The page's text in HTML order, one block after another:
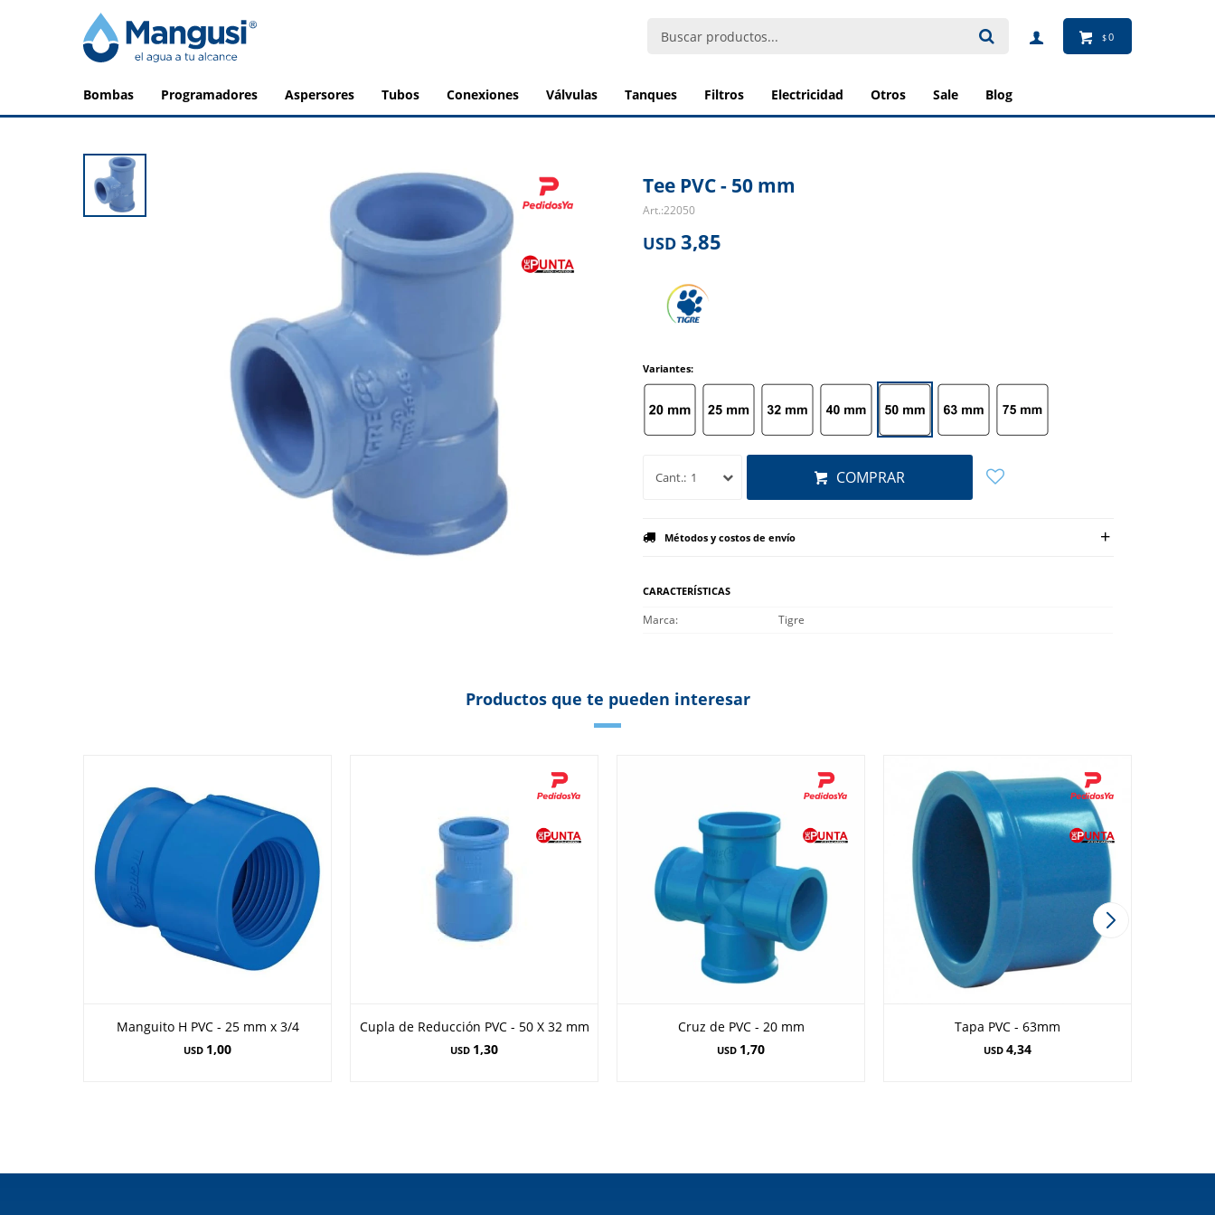
bombas programadores aspersores tubos conexiones válvulas tanques filtros electricidad otros sale blog
$0
Tee PVC - 50 mm
22050
USD 3,85
Variantes:
1 COMPRAR
Métodos y costos de envío
CARACTERÍSTICAS
Marca Tigre
Productos que te pueden interesar
Manguito H PVC - 25 mm x 3/4
USD 1,00
Cupla de Reducción PVC - 50 X 32 mm
USD 1,30
Cruz de PVC - 20 mm
USD 1,70
Tapa PVC - 63mm
USD 4,34